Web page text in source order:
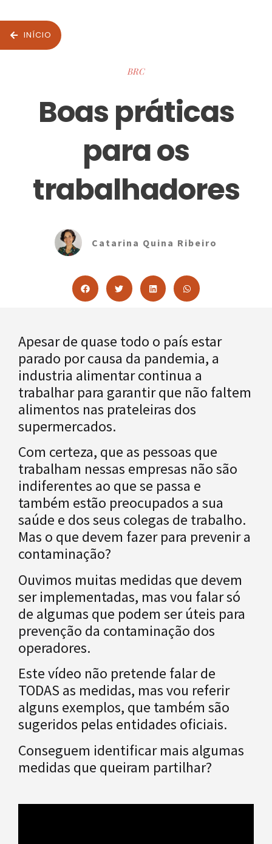
INÍCIO
BRC
Boas práticas
para os
trabalhadores
Catarina Quina Ribeiro
Apesar de quase todo o país estar
parado por causa da pandemia, a
industria alimentar continua a
trabalhar para garantir que não faltem
alimentos nas prateleiras dos
supermercados.
Com certeza, que as pessoas que
trabalham nessas empresas não são
indiferentes ao que se passa e
também estão preocupados a sua
saúde e dos seus colegas de trabalho.
Mas o que devem fazer para prevenir a
contaminação?
Ouvimos muitas medidas que devem
ser implementadas, mas vou falar só
de algumas que podem ser úteis para
prevenção da contaminação dos
operadores.
Este vídeo não pretende falar de
TODAS as medidas, mas vou referir
alguns exemplos, que também são
sugeridos pelas entidades oficiais.
Conseguem identificar mais algumas
medidas que queiram partilhar?